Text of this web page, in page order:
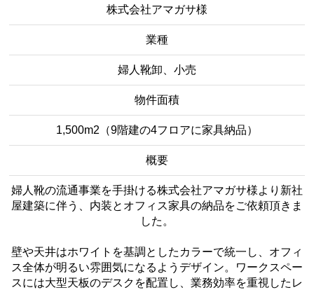
株式会社アマガサ様
業種
婦人靴卸、小売
物件面積
1,500m2（9階建の4フロアに家具納品）
概要
婦人靴の流通事業を手掛ける株式会社アマガサ様より新社
屋建築に伴う、内装とオフィス家具の納品をご依頼頂きま
した。
壁や天井はホワイトを基調としたカラーで統一し、オフィ
ス全体が明るい雰囲気になるようデザイン。ワークスペー
スには大型天板のデスクを配置し、業務効率を重視したレ